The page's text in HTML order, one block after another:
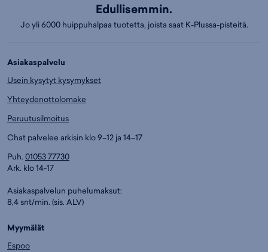
Edullisemmin.
Jo yli 6000 huippuhalpaa tuotetta, joista saat K-Plussa-pisteitä.
Asiakaspalvelu
Usein kysytyt kysymykset
Yhteydenottolomake
Peruutusilmoitus
Chat palvelee arkisin klo 9–12 ja 14–17
Puh. 01053 77730
Ark. klo 14-17
Asiakaspalvelun puhelumaksut:
8,4 snt/min. (sis. ALV)
Myymälät
Espoo